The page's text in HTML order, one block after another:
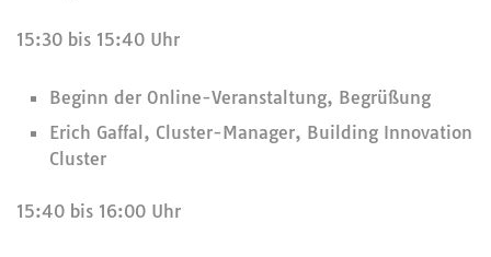
15:30 bis 15:40 Uhr
Beginn der Online-Veranstaltung, Begrüßung
Erich Gaffal, Cluster-Manager, Building Innovation
Cluster
15:40 bis 16:00 Uhr